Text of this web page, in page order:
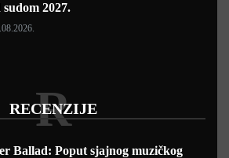
2027.
RECENZIJE
R
Ballad: Poput sjajnog muzičkog